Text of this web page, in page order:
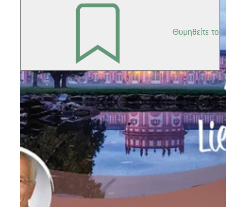
Θυμηθείτε το